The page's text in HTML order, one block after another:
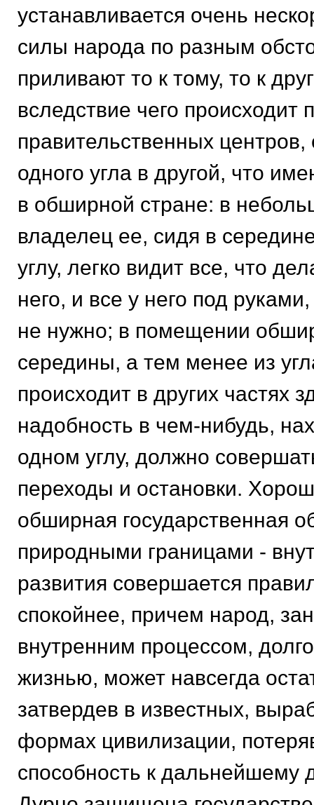
устанавливается очень
силы народа по разным
приливают то к тому, то к
вследствие чего происходит
правительственных центров,
одного угла в другой, что
в обширной стране: в
владелец ее, сидя в
углу, легко видит все, что
него, и все у него под
не нужно; в помещении
середины, а тем менее из
происходит в других частях
надобность в чем-нибудь,
одном углу, должно
переходы и остановки.
обширная государственная
природными границами -
развития совершается
спокойнее, причем народ,
внутренним процессом,
жизнью, может навсегда
затвердев в известных,
формах цивилизации,
способность к дальнейшему